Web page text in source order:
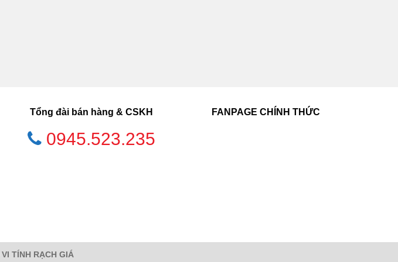
Tổng đài bán hàng & CSKH
0945.523.235
FANPAGE CHÍNH THỨC
VI TÍNH RẠCH GIÁ